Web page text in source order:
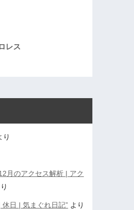
レス
り
月のアクセス解析 | アク
休日 | 気まぐれ日記” より